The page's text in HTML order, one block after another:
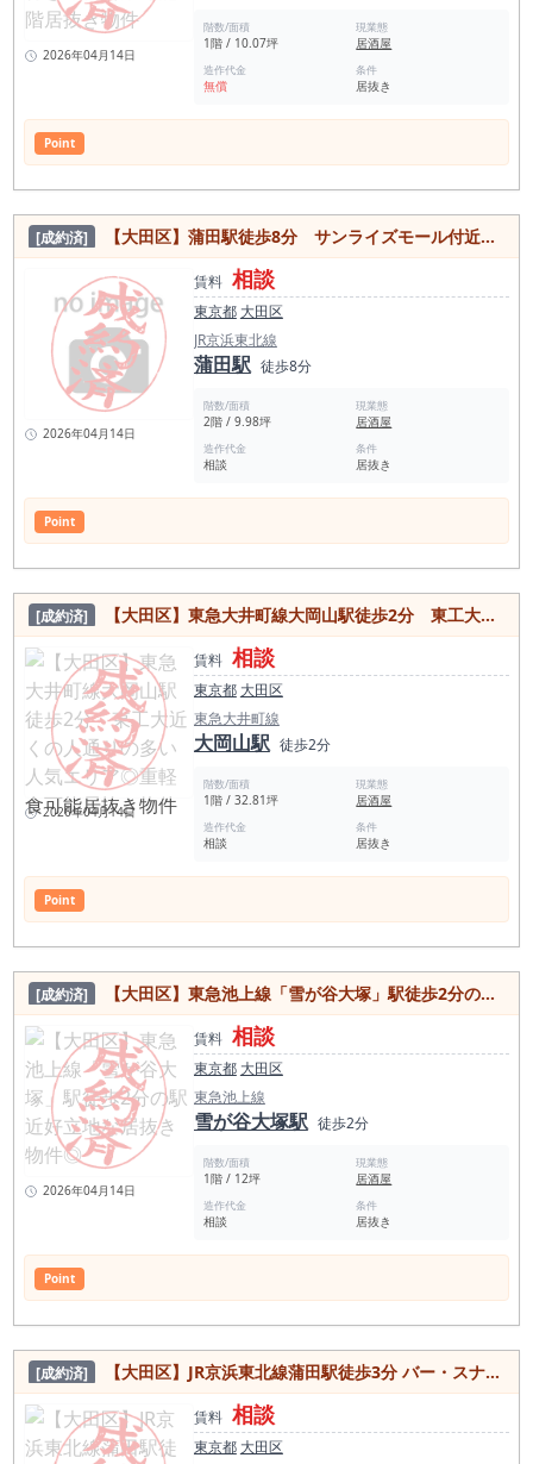
2026年04月14日
階数/面積
1階 / 10.07坪
現業態
居酒屋
造作代金
無償
条件
居抜き
Point
[成約済] 【大田区】蒲田駅徒歩8分 サンライズモール付近！重飲食可能なバーの居抜き物件
2026年04月14日
賃料 相談
東京都 大田区
JR京浜東北線
蒲田駅 徒歩8分
階数/面積
2階 / 9.98坪
現業態
居酒屋
造作代金
相談
条件
居抜き
Point
[成約済] 【大田区】東急大井町線大岡山駅徒歩2分 東工大近くの人通りの多い人気エリア◎重軽食可能居抜き物件
2026年04月14日
賃料 相談
東京都 大田区
東急大井町線
大岡山駅 徒歩2分
階数/面積
1階 / 32.81坪
現業態
居酒屋
造作代金
相談
条件
居抜き
Point
[成約済] 【大田区】東急池上線「雪が谷大塚」駅徒歩2分の駅近好立地な居抜き物件◎
2026年04月14日
賃料 相談
東京都 大田区
東急池上線
雪が谷大塚駅 徒歩2分
階数/面積
1階 / 12坪
現業態
居酒屋
造作代金
相談
条件
居抜き
Point
[成約済] 【大田区】JR京浜東北線蒲田駅徒歩3分 バー・スナック向き◎駅からすぐの好立地居抜き物件
賃料 相談
東京都 大田区